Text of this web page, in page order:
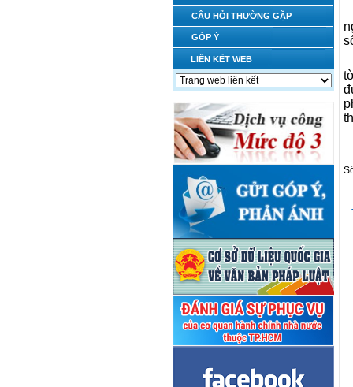
CÂU HỎI THƯỜNG GẶP
GÓP Ý
LIÊN KẾT WEB